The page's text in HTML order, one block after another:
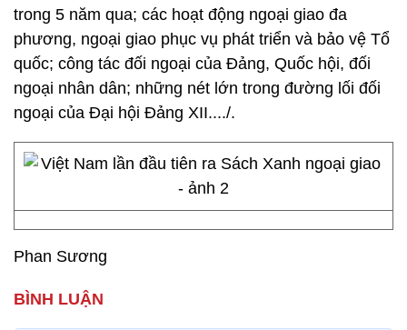
trong 5 năm qua; các hoạt động ngoại giao đa
phương, ngoại giao phục vụ phát triển và bảo vệ Tổ
quốc; công tác đối ngoại của Đảng, Quốc hội, đối
ngoại nhân dân; những nét lớn trong đường lối đối
ngoại của Đại hội Đảng XII..../.
Phan Sương